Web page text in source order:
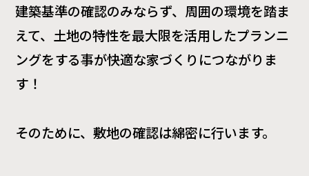
建築基準の確認のみならず、周囲の環境を踏ま
えて、土地の特性を最大限を活用したプランニ
ングをする事が快適な家づくりにつながりま
す！
そのために、敷地の確認は綿密に行います。